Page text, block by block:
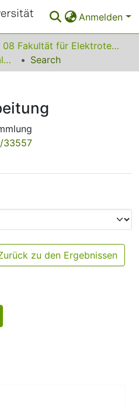
Anmelden
08 Fakultät für Elektrotechnik und Informationstechnik
Arbeitsgebiet Bildsignalverarbeitung
Search
33557
zu den Ergebnissen